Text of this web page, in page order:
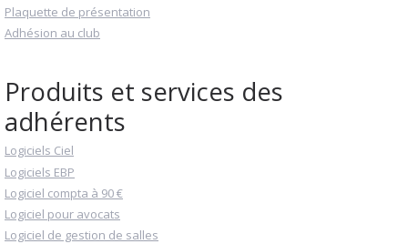
Plaquette de présentation
Adhésion au club
Produits et services des
adhérents
Logiciels Ciel
Logiciels EBP
Logiciel compta à 90 €
Logiciel pour avocats
Logiciel de gestion de salles